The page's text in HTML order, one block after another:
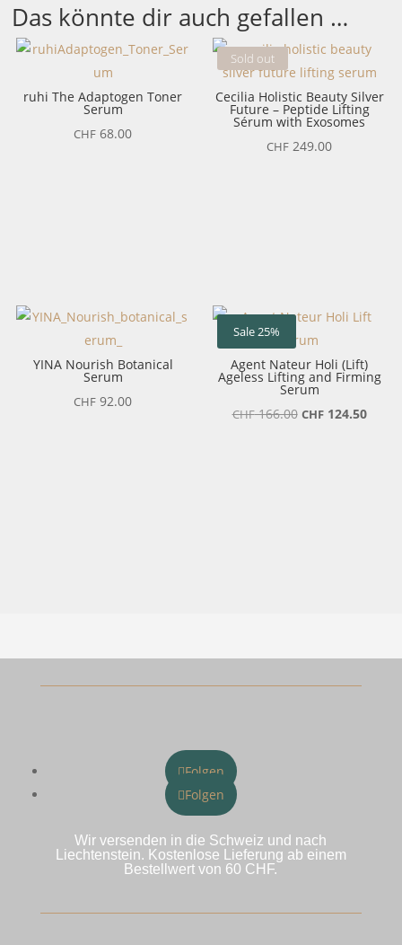
Das könnte dir auch gefallen …
ruhi The Adaptogen Toner
Serum
CHF 68.00
Sold out
Cecilia Holistic Beauty Silver
Future – Peptide Lifting
Sérum with Exosomes
CHF 249.00
YINA Nourish Botanical
Serum
CHF 92.00
Sale 25%
Agent Nateur Holi (Lift)
Ageless Lifting and Firming
Serum
CHF166.00 Ursprünglicher
CHF124.50
Folgen
Folgen
Wir versenden in die Schweiz und nach
Liechtenstein. Kostenlose Lieferung ab einem
Bestellwert von 60 CHF.